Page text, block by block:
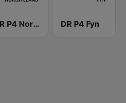
DR P4 Nordjylland DR P4 Fyn